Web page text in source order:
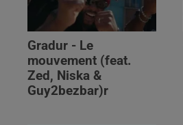
Gradur - Le
mouvement (feat.
Zed, Niska &
Guy2bezbar)r